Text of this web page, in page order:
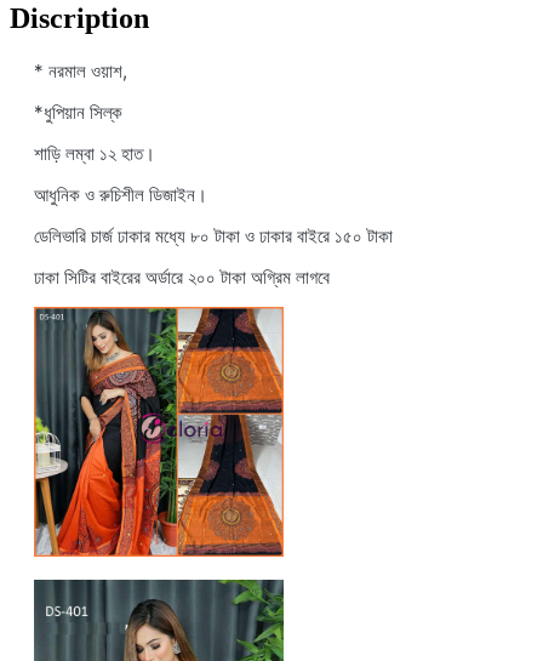
Discription
* নরমাল ওয়াশ,
*ধুপিয়ান সিল্ক
শাড়ি লম্বা ১২ হাত।
আধুনিক ও রুচিশীল ডিজাইন।
ডেলিভারি চার্জ ঢাকার মধ্যে ৮০ টাকা ও ঢাকার বাইরে ১৫০ টাকা
ঢাকা সিটির বাইরের অর্ডারে ২০০ টাকা অগ্রিম লাগবে